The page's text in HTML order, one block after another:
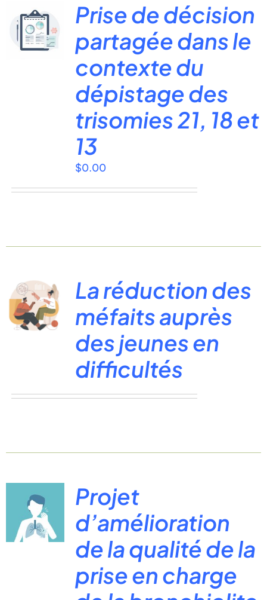
Prise de décision
partagée dans le
contexte du
dépistage des
trisomies 21, 18 et
13
$0.00
La réduction des
méfaits auprès
des jeunes en
difficultés
Projet
d’amélioration
de la qualité de la
prise en charge